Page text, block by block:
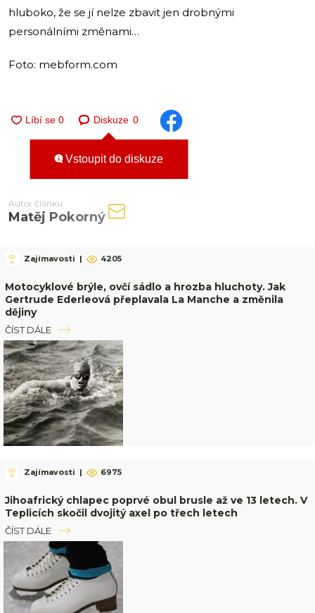
hluboko, že se jí nelze zbavit jen drobnými
personálními změnami…
Foto: mebform.com
Diskuze 0
Vstoupit do diskuze
Autor článku
Matěj Pokorný
Zajímavosti | 4205
Motocyklové brýle, ovčí sádlo a hrozba hluchoty. Jak
Gertrude Ederleová přeplavala La Manche a změnila
dějiny
ČÍST DÁLE
Zajímavosti | 6975
Jihoafrický chlapec poprvé obul brusle až ve 13 letech. V
Teplicích skočil dvojitý axel po třech letech
ČÍST DÁLE